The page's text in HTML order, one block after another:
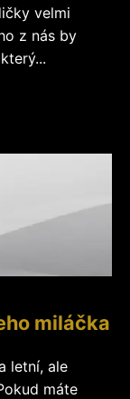
velmi
z nás by
miláčka
letní, ale
máte